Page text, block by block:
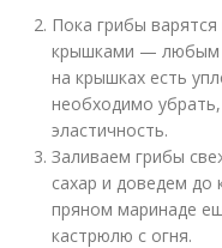
Пока грибы
крышками — любым
на крышках есть
необходимо
эластичность.
Заливаем грибы
сахар и доведем до
пряном маринаде
кастрюлю с огня.